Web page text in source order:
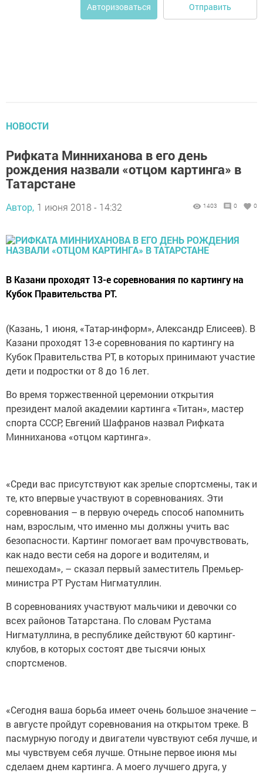
Авторизоваться Отправить
НОВОСТИ
Рифката Минниханова в его день
рождения назвали «отцом картинга» в
Татарстане
Автор, 1 июня 2018 - 14:32 1403 0 0
В Казани проходят 13-е соревнования по картингу на
Кубок Правительства РТ.
(Казань, 1 июня, «Татар-информ», Александр Елисеев). В
Казани проходят 13-е соревнования по картингу на
Кубок Правительства РТ, в которых принимают участие
дети и подростки от 8 до 16 лет.
Во время торжественной церемонии открытия
президент малой академии картинга «Титан», мастер
спорта СССР, Евгений Шафранов назвал Рифката
Минниханова «отцом картинга».
«Среди вас присутствуют как зрелые спортсмены, так и
те, кто впервые участвуют в соревнованиях. Эти
соревнования – в первую очередь способ напомнить
нам, взрослым, что именно мы должны учить вас
безопасности. Картинг помогает вам прочувствовать,
как надо вести себя на дороге и водителям, и
пешеходам», – сказал первый заместитель Премьер-
министра РТ Рустам Нигматуллин.
В соревнованиях участвуют мальчики и девочки со
всех районов Татарстана. По словам Рустама
Нигматуллина, в республике действуют 60 картинг-
клубов, в которых состоят две тысячи юных
спортсменов.
«Сегодня ваша борьба имеет очень большое значение –
в августе пройдут соревнования на открытом треке. В
пасмурную погоду и двигатели чувствуют себя лучше, и
мы чувствуем себя лучше. Отныне первое июня мы
сделаем днем картинга. А моего лучшего друга, у